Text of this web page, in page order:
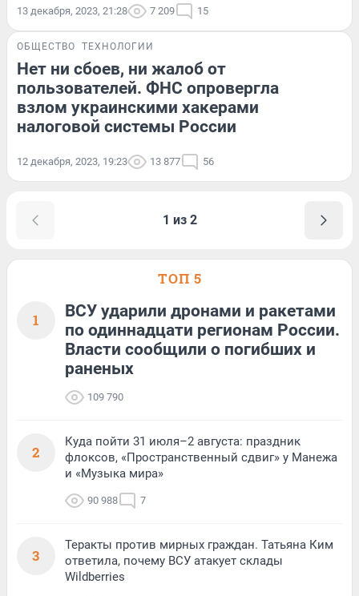
13 декабря, 2023, 21:28 7 209 15
ОБЩЕСТВО ТЕХНОЛОГИИ
Нет ни сбоев, ни жалоб от
пользователей. ФНС опровергла
взлом украинскими хакерами
налоговой системы России
12 декабря, 2023, 19:23 13 877 56
1 из 2
ТОП 5
1
ВСУ ударили дронами и ракетами
по одиннадцати регионам России.
Власти сообщили о погибших и
раненых
109 790
2
Куда пойти 31 июля–2 августа: праздник
флоксов, «Пространственный сдвиг» у Манежа
и «Музыка мира»
90 988 7
3
Теракты против мирных граждан. Татьяна Ким
ответила, почему ВСУ атакует склады
Wildberries